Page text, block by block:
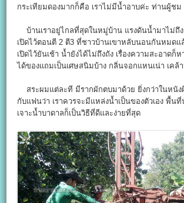
กระเทียมดองมากก็คือ เราไม่มีน้ำอาบค่ะ ท่านผู้ชม
บ้านเราอยู่ไกลที่สุดในหมู่บ้าน แรงดันน้ำมาไม่ถึ
เปิดไว้ตอนตี 2 ตี3 ที่ชาวบ้านเขาหลับนอนกันหมดแ
เปิดไว้ยันเช้า น้ำยังได้ไม่ถึงถัง เรื่องความสะอาดก็
ได้ของแถมเป็นเศษสนิมบ้าง กลิ่นจอกแหนเน่า เคล้า
สระผมแต่ละที มีรากผักตบมาด้วย ยิ่งกว่าในหนัง
กับแฟนว่า เราควรจะมีแหล่งน้ำเป็นของตัวเอง พื้นที่
เจาะน้ำบาดาลก็เป็นวิธีที่ดีและง่ายที่สุด